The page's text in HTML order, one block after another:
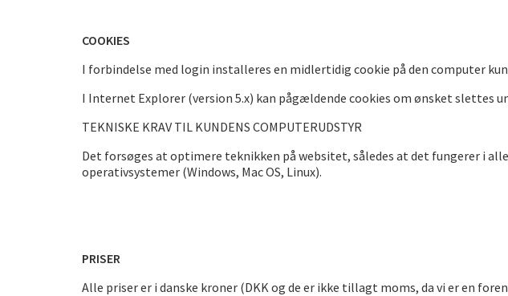
COOKIES
I forbindelse med login installeres en midlertidig cookie på den computer
I Internet Explorer (version 5.x) kan pågældende cookies om ønsket
TEKNISKE KRAV TIL KUNDENS COMPUTERUDSTYR
Det forsøges at optimere teknikken på websitet, således at det fungerer i
operativsystemer (Windows, Mac OS, Linux).
PRISER
Alle priser er i danske kroner (DKK og de er ikke tillagt moms, da vi er en